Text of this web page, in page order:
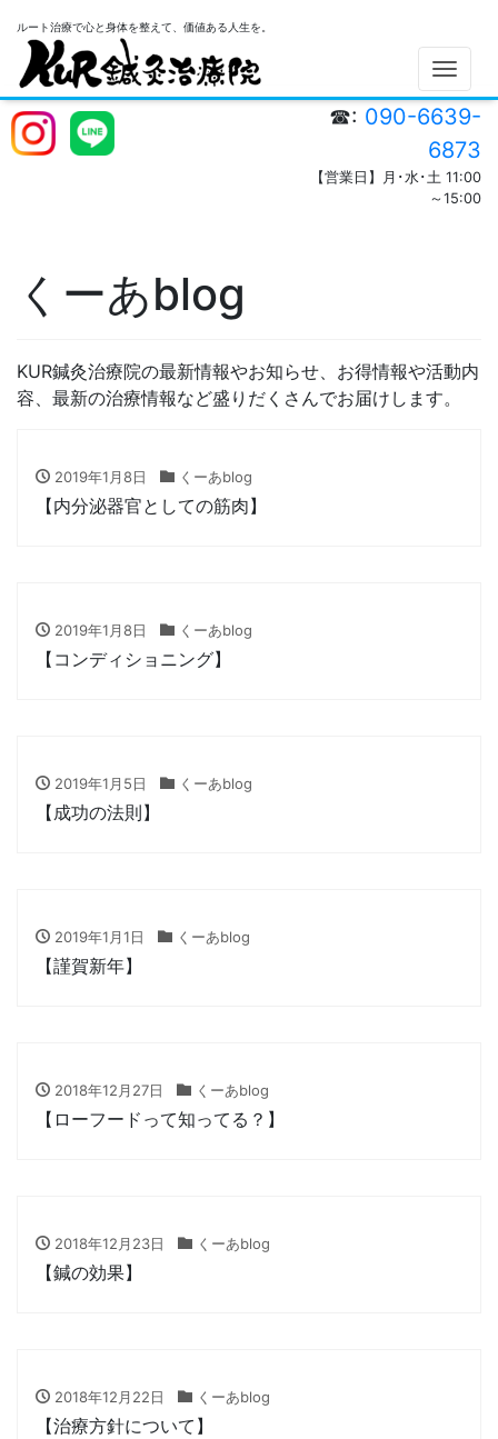
ルート治療で心と身体を整えて、価値ある人生を。
☎: 090-6639-
6873
【営業日】月･水･土 11:00
～15:00
くーあblog
KUR鍼灸治療院の最新情報やお知らせ、お得情報や活動内
容、最新の治療情報など盛りだくさんでお届けします。
2019年1月8日 くーあblog
【内分泌器官としての筋肉】
2019年1月8日 くーあblog
【コンディショニング】
2019年1月5日 くーあblog
【成功の法則】
2019年1月1日 くーあblog
【謹賀新年】
2018年12月27日 くーあblog
【ローフードって知ってる？】
2018年12月23日 くーあblog
【鍼の効果】
2018年12月22日 くーあblog
【治療方針について】